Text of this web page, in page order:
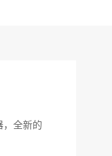
，全新的